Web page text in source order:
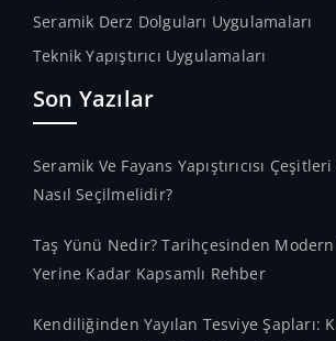
Seramik Derz Dolguları Uygulamaları
Teknik Yapıştırıcı Uygulamaları
Son Yazılar
Seramik Ve Fayans Yapıştırıcısı
Nasıl Seçilmelidir?
Taş Yünü Nedir? Tarihçesinden Modern
Yerine Kadar Kapsamlı Rehber
Kendiliğinden Yayılan Tesviye Şapları: